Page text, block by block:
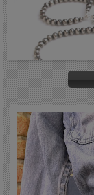
2005年、ニューメキ